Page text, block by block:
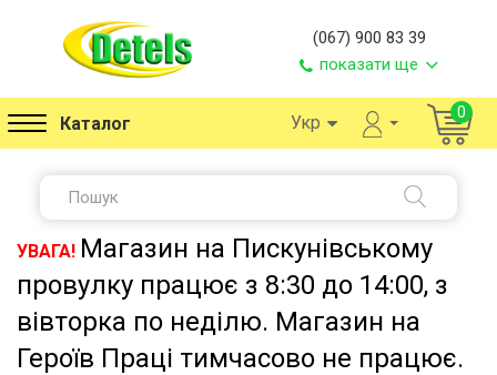
(067) 900 83 39
показати ще
Каталог Укр 0
УВАГА! Магазин на Пискунівському
провулку працює з 8:30 до 14:00, з
вівторка по неділю. Магазин на
Героїв Праці тимчасово не працює.